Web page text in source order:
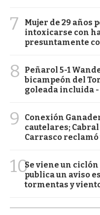
7
Mujer de 29 años
intoxicarse con
presuntamente
8
Peñarol 5-1
bicampeón del
goleada incluida -
9
Conexión
cautelares;
Carrasco
10Se viene un
publica un aviso
tormentas y